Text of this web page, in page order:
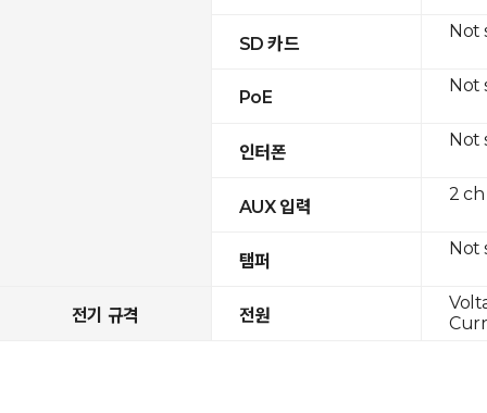
SD 카드
PoE
인터폰
AUX 입력
탬퍼
전기 규격 전원
Not
Not
Not
2
Not